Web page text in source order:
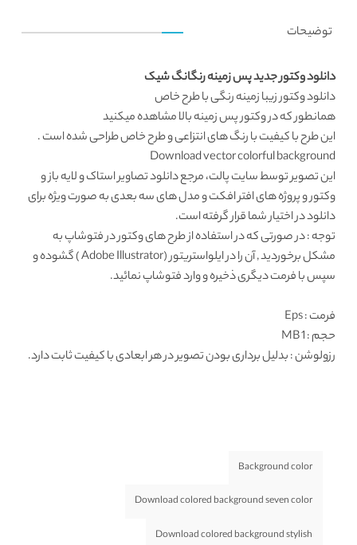
توضیحات
دانلود وکتور جدید پس زمینه رنگانگ شیک
دانلود وکتورزیبا زمینه رنگی با طرح خاص
همانطور که دروکتور پس زمینهبالا مشاهده میکنید
این طرح با کیفیت با رنگ های انتزاعی و طرح خاص طراحی شده است .
Download vector colorful background
این تصویر توسطسایت پالت، مرجعدانلود تصاویر استاکو لایه باز و
وکتور و پروژه های افتر افکت و مدل های سه بعدی به صورت ویژه برای
دانلود در اختیار شما قرار گرفته است.
توجه : در صورتی که در استفاده از طرح های وکتور در فتوشاپ به
مشکل برخوردید , آن را در ایلواستریتور (Adobe Illustrator ) گشوده و
سپس با فرمت دیگری ذخیره و وارد فتوشاپ نمائید.
فرمت: Eps
حجم : 1 MB
رزولوشن: بدلیل برداری بودن تصویر در هر ابعادی با کیفیت ثابت دارد.
Background color
Download colored background seven color
Download colored background stylish